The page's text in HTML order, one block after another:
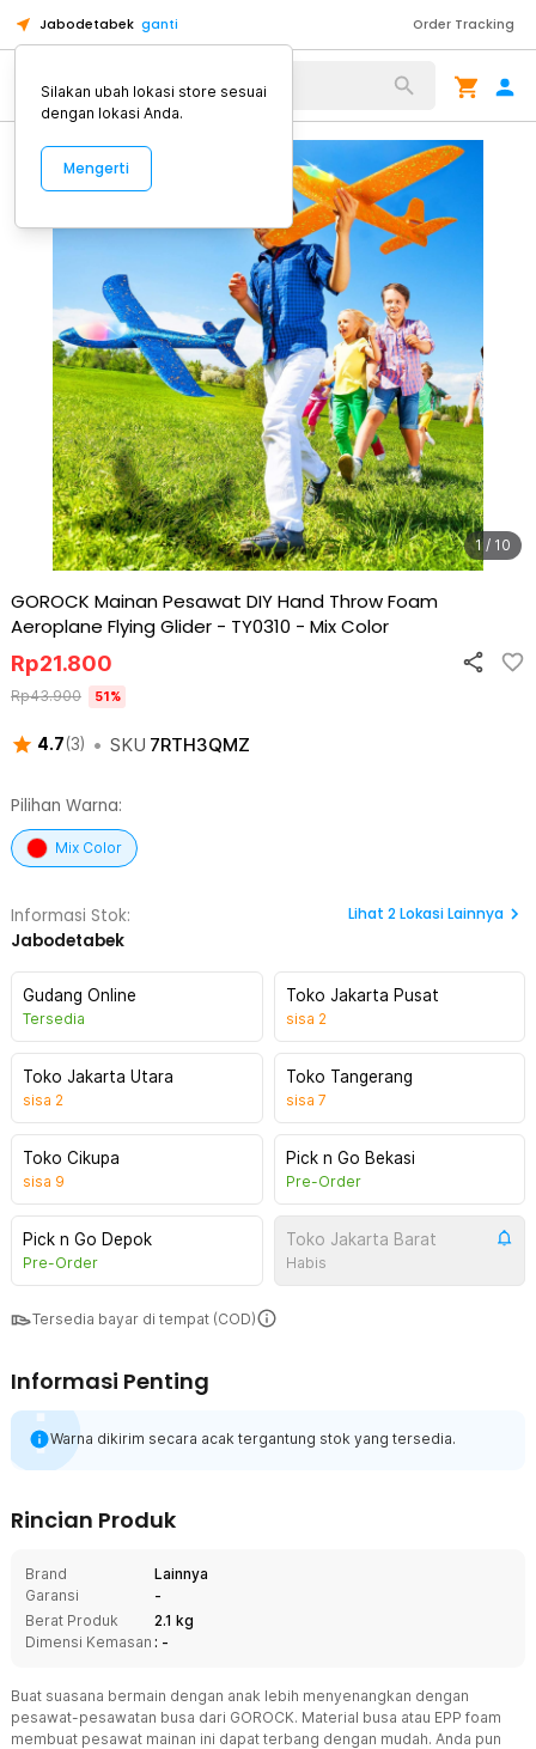
Jabodetabek ganti Order Tracking
Alat Kopi
1 / 10
GOROCK Mainan Pesawat DIY Hand Throw Foam
Aeroplane Flying Glider - TY0310 - Mix Color
4.7(3) • SKU 7RTH3QMZ
Rp21.800
Rp43.900 51%
Pilihan Warna:
Mix Color
Informasi Stok:
Jabodetabek
Lihat 2Lokasi Lainnya
Gudang Online
Tersedia
Toko Jakarta Pusat
sisa 2
Toko Jakarta Utara
sisa 2
Toko Tangerang
sisa 7
Toko Cikupa
sisa 9
Pick n Go Bekasi
Pre-Order
Pick n Go Depok
Pre-Order
Toko Jakarta Barat
Habis
Tersedia bayar di tempat (COD)
Informasi Penting
Warna dikirim secara acak tergantung stok yang tersedia.
Rincian Produk
Brand
Lainnya
Garansi
-
Berat Produk
2.1 kg
Dimensi Kemasan : -
Buat suasana bermain dengan anak lebih menyenangkan dengan
pesawat-pesawatan busa dari GOROCK. Material busa atau EPP foam
membuat pesawat mainan ini dapat terbang dengan mudah. Anda pun
Silakan ubah lokasi store sesuai
dengan lokasi Anda.
Mengerti